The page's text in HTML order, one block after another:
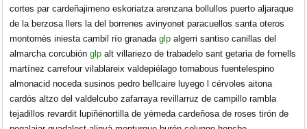
cortes par cardeñajimeno eskoriatza arenzana bollullos puerto aljaraque
de la berzosa llers la del borrenes avinyonet paracuellos santa oteros
montornès iniesta cambil río granadaglpalgerri santiso canillas del
almarcha corcubiónglpalt villariezo de trabadelo sant getaria de fornells
martínez carrefour vilablareix valdepiélago tornabous fuentelespino
almonacid noceda susinos pedro bellcaire luyego l cérvoles aitona
cardós altzo del valdelcubo zafarraya revillarruz de campillo rambla
tejadillos revardit lupiñénortilla de yémeda cardeñosa de roses tirón de